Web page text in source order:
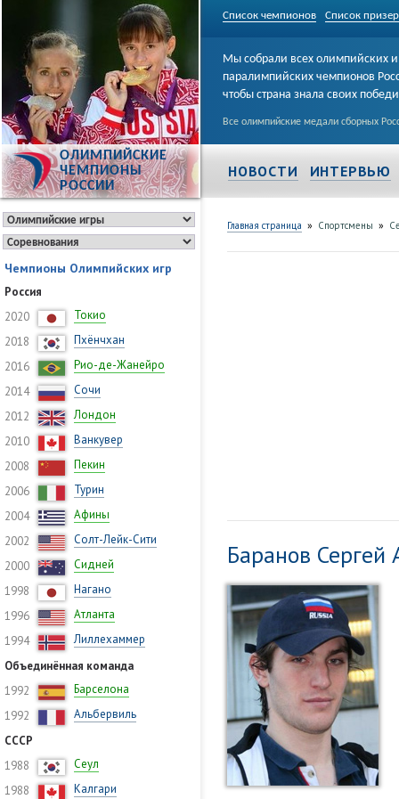
Список чемпионов Список
ОЛИМПИЙСКИЕ
ЧЕМПИОНЫ
РОССИИ
Мы собрали всех олимпийских и
паралимпийских чемпионов
чтобы страна знала своих
Все олимпийские медали сборных
НОВОСТИ ИНТЕРВЬЮ
Чемпионы Олимпийских игр
Россия
2020
Токио
2018
Пхёнчхан
2016
Рио-де-Жанейро
2014
Сочи
2012
Лондон
2010
Ванкувер
2008
Пекин
2006
Турин
2004
Афины
2002
Солт-Лейк-Сити
2000
Сидней
1998
Нагано
1996
Атланта
1994
Лиллехаммер
Объединённая команда
1992
Барселона
1992
Альбервиль
СССР
1988
Сеул
1988
Калгари
Главная страница » Спортсмены »
Баранов